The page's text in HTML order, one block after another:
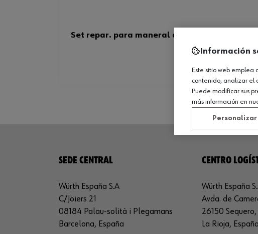
Set repar. para maneral de 1/2 pulg.
SEDE CENTRAL
Würth España S.A
C/Joiers 21
08184 Palau-solità i Plegamans
Barcelona, España
CENTRO
Würth España
Avda. de
26150
La Rioja, España
Información
Este sitio web emplea
contenido, analizar el
Puede modificar sus
más información en
Personalizar